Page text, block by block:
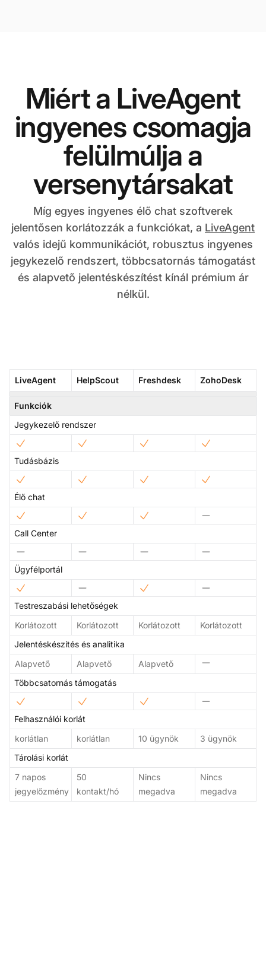
Miért a LiveAgent
ingyenes csomagja
felülmúlja a
versenytársakat
Míg egyes ingyenes élő chat szoftverek
jelentősen korlátozzák a funkciókat, a LiveAgent
valós idejű kommunikációt, robusztus ingyenes
jegykezelő rendszert, többcsatornás támogatást
és alapvető jelentéskészítést kínál prémium ár
nélkül.
LiveAgent HelpScout Freshdesk ZohoDesk
Funkciók
Jegykezelő rendszer
Tudásbázis
Élő chat
Call Center
Ügyfélportál
Testreszabási lehetőségek
Korlátozott
Korlátozott Korlátozott
Korlátozott
Jelentéskészítés és analitika
Alapvető
Alapvető
Alapvető
Többcsatornás támogatás
Felhasználói korlát
korlátlan
korlátlan 10 ügynök
3 ügynök
Tárolási korlát
7 napos
jegyelőzmény
50
kontakt/hó
Nincs
megadva
Nincs
megadva